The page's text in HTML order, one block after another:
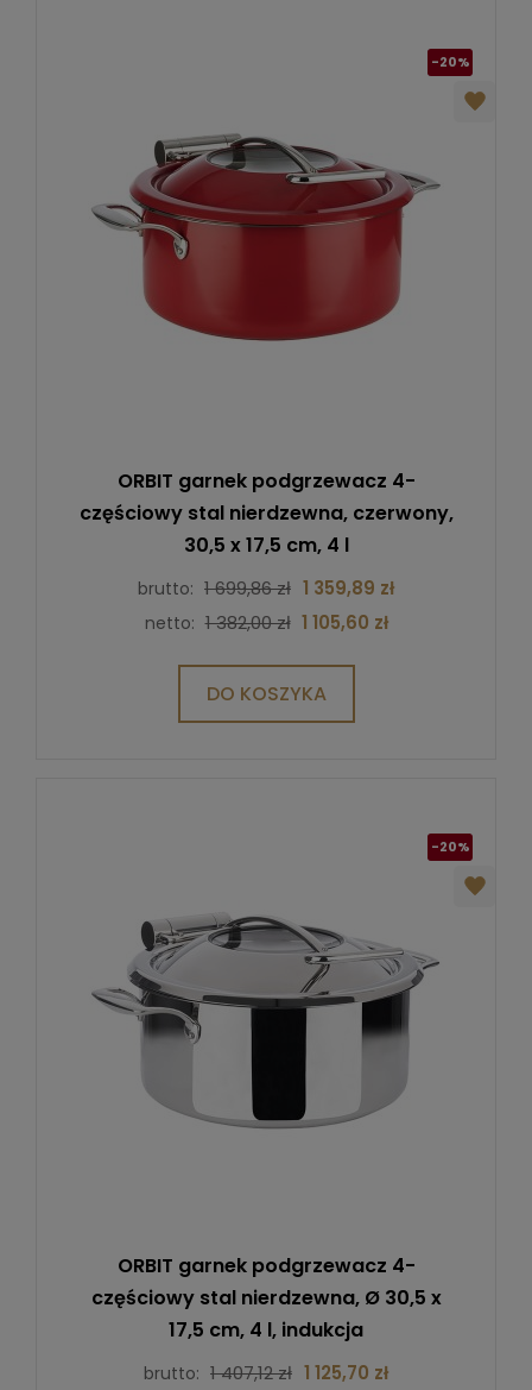
-20%
ORBIT garnek podgrzewacz 4-
częściowy stal nierdzewna, czerwony,
30,5 x 17,5 cm, 4 l
brutto: 1 699,86 zł 1 359,89 zł
netto: 1 382,00 zł 1 105,60 zł
DO KOSZYKA
-20%
ORBIT garnek podgrzewacz 4-
częściowy stal nierdzewna, Ø 30,5 x
17,5 cm, 4 l, indukcja
brutto: 1 407,12 zł 1 125,70 zł